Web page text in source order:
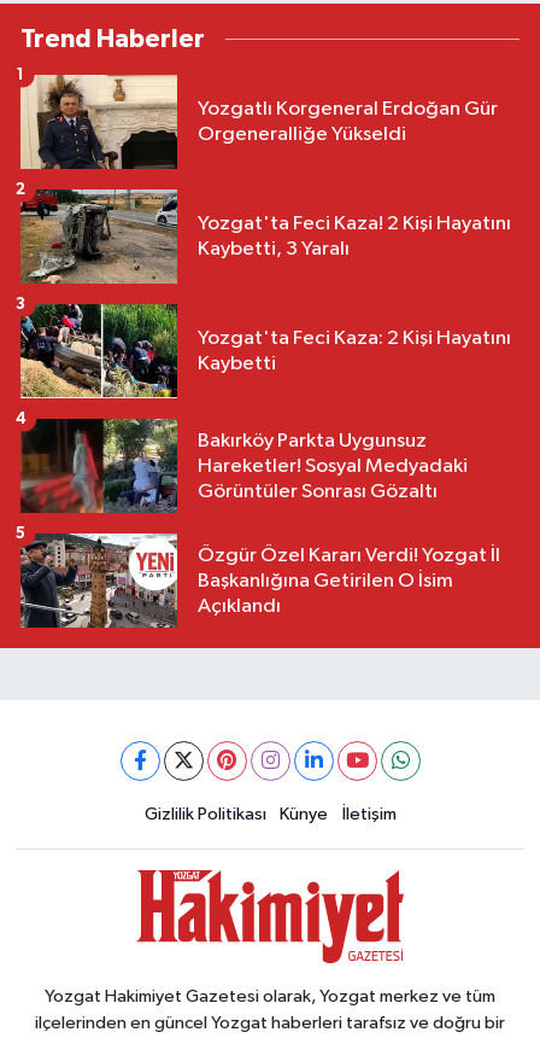
Trend Haberler
Yozgatlı Korgeneral Erdoğan Gür
Orgeneralliğe Yükseldi
1
Yozgat'ta Feci Kaza! 2 Kişi Hayatını
Kaybetti, 3 Yaralı
2
Yozgat'ta Feci Kaza: 2 Kişi Hayatını
Kaybetti
3
Bakırköy Parkta Uygunsuz
Hareketler! Sosyal Medyadaki
Görüntüler Sonrası Gözaltı
4
Özgür Özel Kararı Verdi! Yozgat İl
Başkanlığına Getirilen O İsim
Açıklandı
5
Gizlilik Politikası Künye İletişim
Yozgat Hakimiyet Gazetesi olarak, Yozgat merkez ve tüm
ilçelerinden en güncel Yozgat haberleri tarafsız ve doğru bir